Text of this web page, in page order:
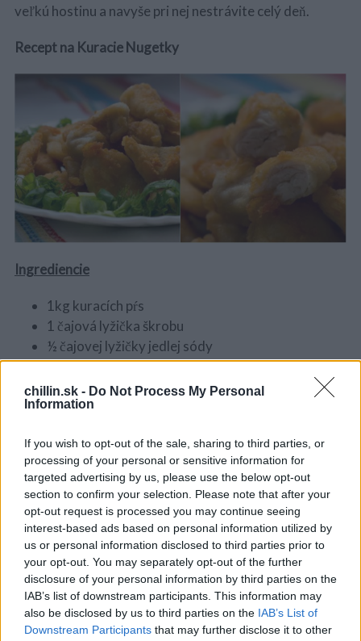
chillin.sk - Do Not Process My Personal
Information
If you wish to opt-out of the sale, sharing to third parties, or
processing of your personal or sensitive information for
targeted advertising by us, please use the below opt-out
section to confirm your selection. Please note that after your
opt-out request is processed you may continue seeing
interest-based ads based on personal information utilized by
us or personal information disclosed to third parties prior to
your opt-out. You may separately opt-out of the further
disclosure of your personal information by third parties on the
IAB’s list of downstream participants. This information may
also be disclosed by us to third parties on the IAB’s List of
Downstream Participants that may further disclose it to other
veľkú hostinu a navyše pri nej nestrávite celý deň.
Recept na Kuracie Nugetky
Ingrediencie
1kg kuracích pŕs
1 čajová lyžička škrobu
½ čajovej lyžičky jedlej sódy
1 polievková lyžica citónovej šťavy
Soľ podľa chuti
Múka na obaľovanie
Príprava
Kuracie prsia umyte, osušte a lubovoľne narežte.
Pridajte soľ, jedlú sódu a premiešajte
Mäso polejte citrónovou šťavou, pridajte škrob
a premiešajte. Nechajte 20 minút postáť a potom
obaľte každý kúsok v múke.
Smažte ich až dozlatista na dobre vyhriatej
panvici.
S
a
r
c
h
f
o
r